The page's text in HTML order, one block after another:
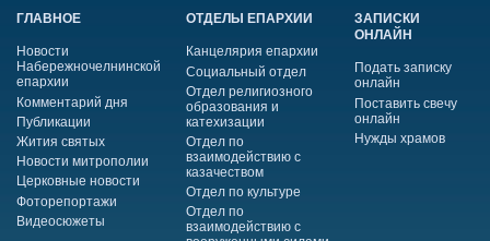
ГЛАВНОЕ
Новости
Набережночелнинской
епархии
Комментарий дня
Публикации
Жития святых
Новости митрополии
Церковные новости
Фоторепортажи
Видеосюжеты
ОТДЕЛЫ ЕПАРХИИ
Канцелярия епархии
Социальный отдел
Отдел религиозного
образования и
катехизации
Отдел по
взаимодействию с
казачеством
Отдел по культуре
Отдел по
взаимодействию с
ЗАПИСКИ
ОНЛАЙН
Подать записку
онлайн
Поставить свечу
онлайн
Нужды храмов